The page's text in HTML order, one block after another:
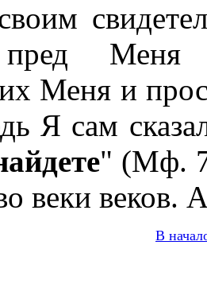
Меня
Меня и
Я сам
" (Мф.
веки веков.
В